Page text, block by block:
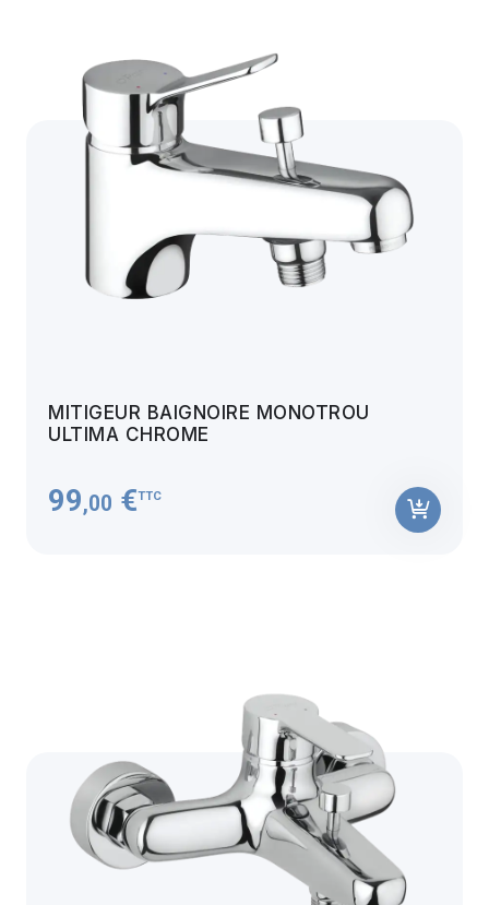
MITIGEUR BAIGNOIRE MONOTROU
ULTIMA CHROME
99,00 €TTC